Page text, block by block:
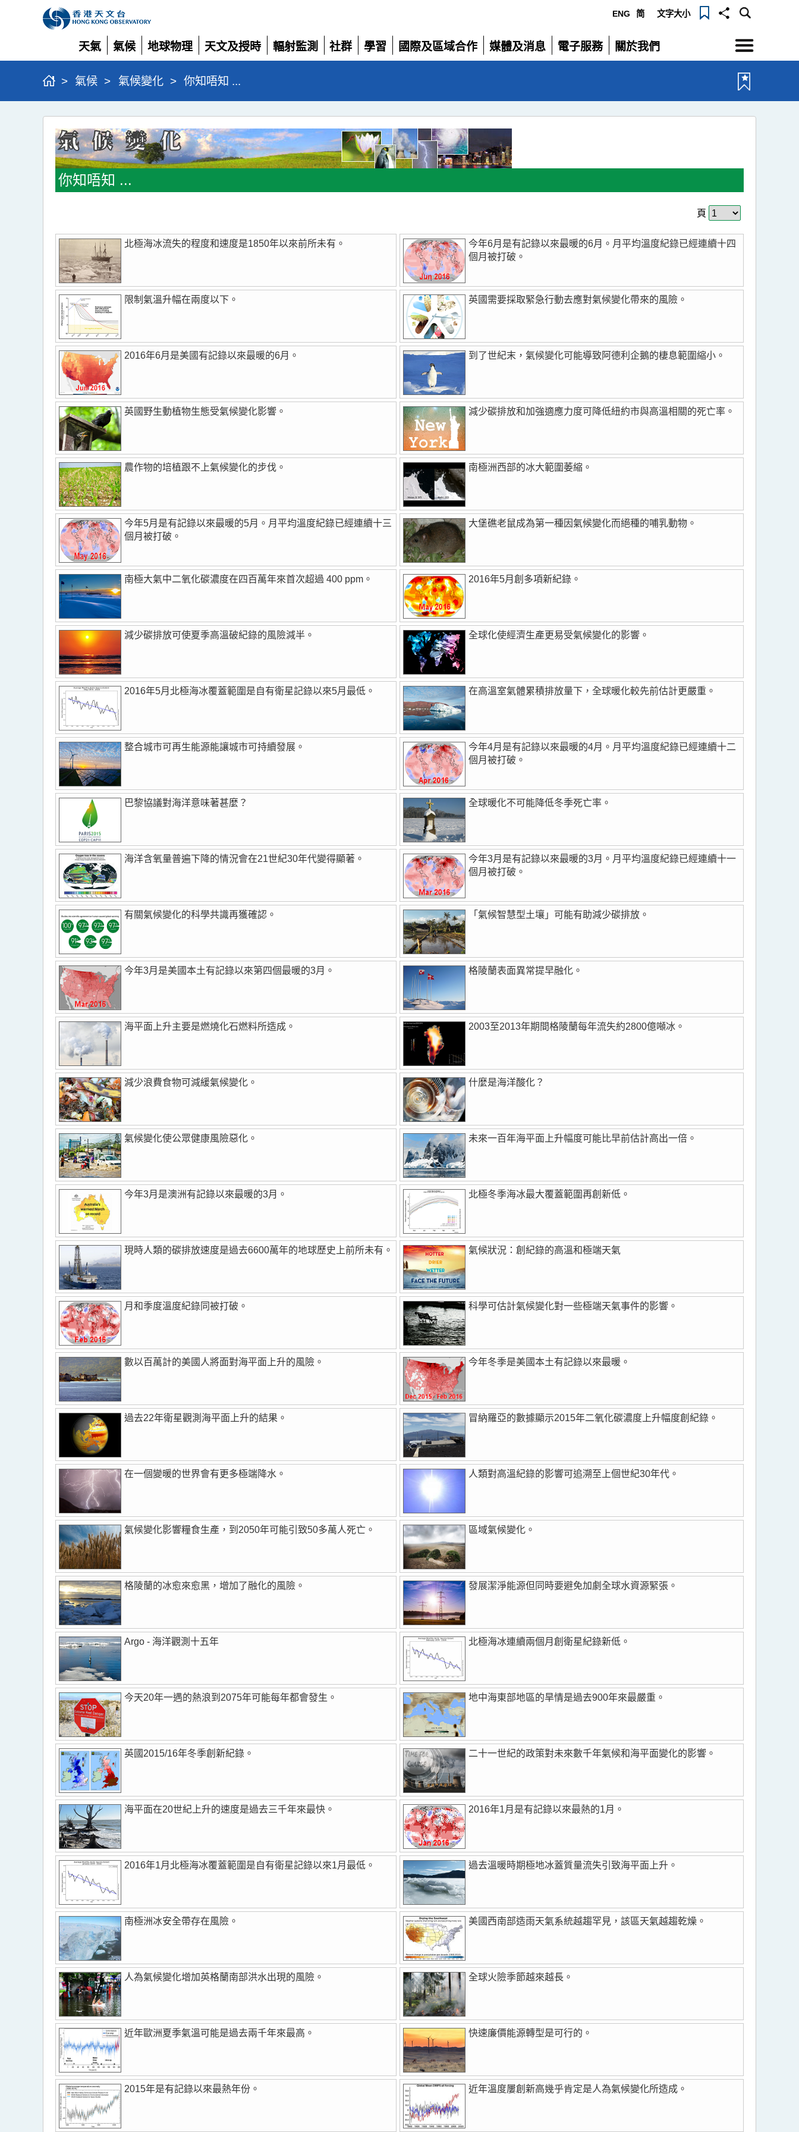
ENG 简 文字大小
天氣
展
開
氣候
展
開
地球物理
展
開
天文及授時
展
開
輻射監測
展
社群
展
學習
展
國際及區域合作
展
媒體及消息
展
電子服務
展
關於我們
展
選
單
> 氣候 > 氣候變化 > 你知唔知 ...
你
知
唔
知
...
你知唔知 ...
頁
最
新
北極海冰流失的程度和速度是1850年以來前所未有。
今年6月是有記錄以來最暖的6月。月平均溫度紀錄已經連續十四
個月被打破。
限制氣溫升幅在兩度以下。 英國需要採取緊急行動去應對氣候變化帶來的風險。
2016年6月是美國有記錄以來最暖的6月。 到了世紀末，氣候變化可能導致阿德利企鵝的棲息範圍縮小。
英國野生動植物生態受氣候變化影響。 減少碳排放和加強適應力度可降低紐約市與高溫相關的死亡率。
農作物的培植跟不上氣候變化的步伐。 南極洲西部的冰大範圍萎縮。
今年5月是有記錄以來最暖的5月。月平均溫度紀錄已經連續十三
個月被打破。
大堡礁老鼠成為第一種因氣候變化而絕種的哺乳動物。
南極大氣中二氧化碳濃度在四百萬年來首次超過 400 ppm。 2016年5月創多項新紀錄。
減少碳排放可使夏季高溫破紀錄的風險減半。 全球化使經濟生產更易受氣候變化的影響。
2016年5月北極海冰覆蓋範圍是自有衛星記錄以來5月最低。 在高溫室氣體累積排放量下，全球暖化較先前估計更嚴重。
整合城市可再生能源能讓城市可持續發展。
今年4月是有記錄以來最暖的4月。月平均溫度紀錄已經連續十二
個月被打破。
巴黎協議對海洋意味著甚麼？ 全球暖化不可能降低冬季死亡率。
海洋含氧量普遍下降的情況會在21世紀30年代變得顯著。
今年3月是有記錄以來最暖的3月。月平均溫度紀錄已經連續十一
個月被打破。
有關氣候變化的科學共識再獲確認。 「氣候智慧型土壤」可能有助減少碳排放。
今年3月是美國本土有記錄以來第四個最暖的3月。 格陵蘭表面異常提早融化。
海平面上升主要是燃燒化石燃料所造成。 2003至2013年期間格陵蘭每年流失約2800億噸冰。
減少浪費食物可減緩氣候變化。 什麼是海洋酸化？
氣候變化使公眾健康風險惡化。 未來一百年海平面上升幅度可能比早前估計高出一倍。
今年3月是澳洲有記錄以來最暖的3月。 北極冬季海冰最大覆蓋範圍再創新低。
現時人類的碳排放速度是過去6600萬年的地球歷史上前所未有。 氣候狀況：創紀錄的高溫和極端天氣
月和季度溫度紀錄同被打破。 科學可估計氣候變化對一些極端天氣事件的影響。
數以百萬計的美國人將面對海平面上升的風險。 今年冬季是美國本土有記錄以來最暖。
過去22年衛星觀測海平面上升的結果。 冒納羅亞的數據顯示2015年二氧化碳濃度上升幅度創紀錄。
在一個變暖的世界會有更多極端降水。 人類對高溫紀錄的影響可追溯至上個世紀30年代。
氣候變化影響糧食生產，到2050年可能引致50多萬人死亡。 區域氣候變化。
格陵蘭的冰愈來愈黑，增加了融化的風險。 發展潔淨能源但同時要避免加劇全球水資源緊張。
Argo - 海洋觀測十五年 北極海冰連續兩個月創衛星紀錄新低。
今天20年一遇的熱浪到2075年可能每年都會發生。 地中海東部地區的旱情是過去900年來最嚴重。
英國2015/16年冬季創新紀錄。 二十一世紀的政策對未來數千年氣候和海平面變化的影響。
海平面在20世紀上升的速度是過去三千年來最快。 2016年1月是有記錄以來最熱的1月。
2016年1月北極海冰覆蓋範圍是自有衛星記錄以來1月最低。 過去溫暖時期極地冰蓋質量流失引致海平面上升。
南極洲冰安全帶存在風險。 美國西南部造雨天氣系統越趨罕見，該區天氣越趨乾燥。
人為氣候變化增加英格蘭南部洪水出現的風險。 全球火險季節越來越長。
近年歐洲夏季氣溫可能是過去兩千年來最高。 快速廉價能源轉型是可行的。
2015年是有記錄以來最熱年份。 近年溫度屢創新高幾乎肯定是人為氣候變化所造成。